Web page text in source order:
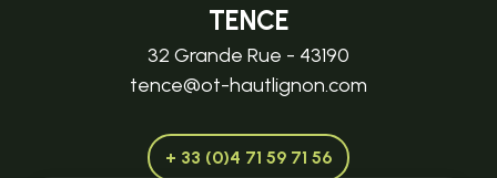
TENCE
32 Grande Rue - 43190
tence@ot-hautlignon.com
+ 33 (0)4 71 59 71 56